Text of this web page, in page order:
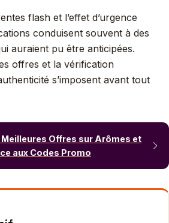
flash et l’effet d’urgence
conduisent souvent à des
auraient pu être anticipées.
offres et la vérification
s’imposent avant tout
Offres sur Arômes et
aux Codes Promo